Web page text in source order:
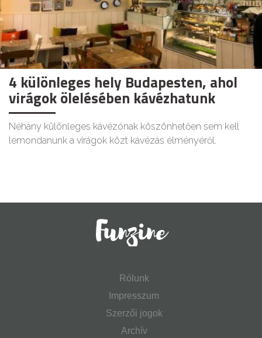
4 különleges hely Budapesten, ahol
virágok ölelésében kávézhatunk
Néhány különleges kávézónak köszönhetően sem kell
lemondanunk a virágok közt kávézás élményéről.
Rólunk
Impresszum
Szerzői jogok
Archív